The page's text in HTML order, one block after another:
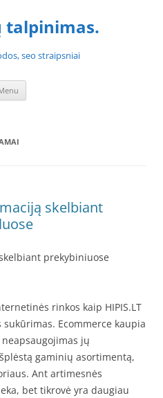
talpinimas.
seo straipsniai
skelbiant
prekybiniuose
rinkos kaip HIPIS.LT
Ecommerce kaupia
jų
gaminių asortimentą,
Ant artimesnės
bet tikrovė yra daugiau